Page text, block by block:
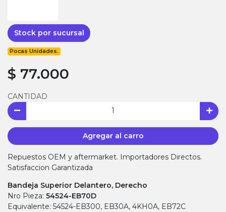
Stock por sucursal
Pocas Unidades.
$ 77.000
CANTIDAD
Agregar al carro
Repuestos OEM y aftermarket. Importadores Directos.
Satisfaccion Garantizada
Bandeja Superior Delantero, Derecho
Nro Pieza: 54524-EB70D
Equivalente: 54524-EB300, EB30A, 4KH0A, EB72C